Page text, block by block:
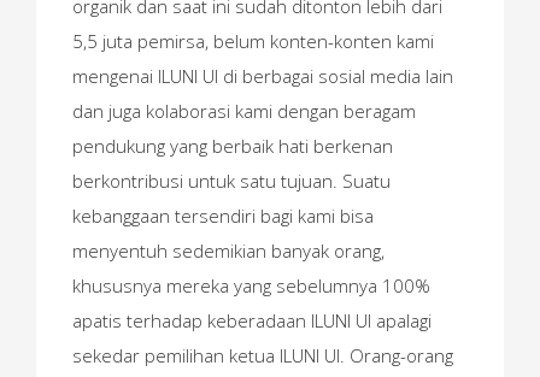
organik dan saat ini sudah ditonton lebih dari
5,5 juta pemirsa, belum konten-konten kami
mengenai ILUNI UI di berbagai sosial media lain
dan juga kolaborasi kami dengan beragam
pendukung yang berbaik hati berkenan
berkontribusi untuk satu tujuan. Suatu
kebanggaan tersendiri bagi kami bisa
menyentuh sedemikian banyak orang,
khususnya mereka yang sebelumnya 100%
apatis terhadap keberadaan ILUNI UI apalagi
sekedar pemilihan ketua ILUNI UI. Orang-orang